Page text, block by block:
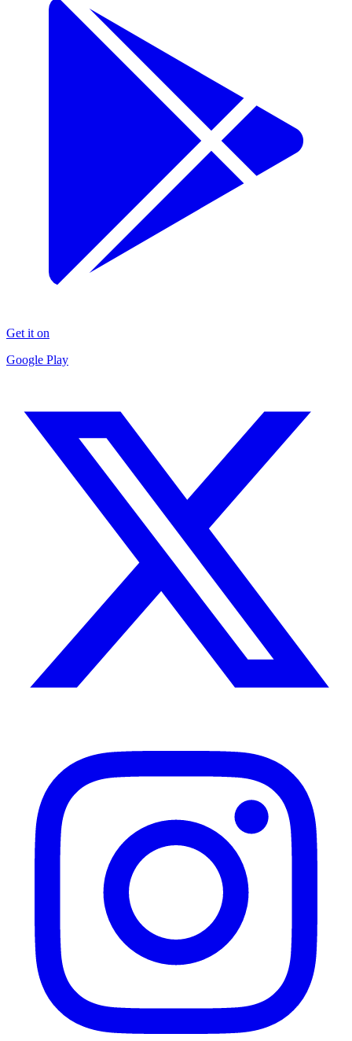
Get it on
Google Play